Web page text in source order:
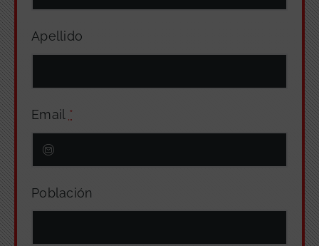
Apellido
Email *
Población